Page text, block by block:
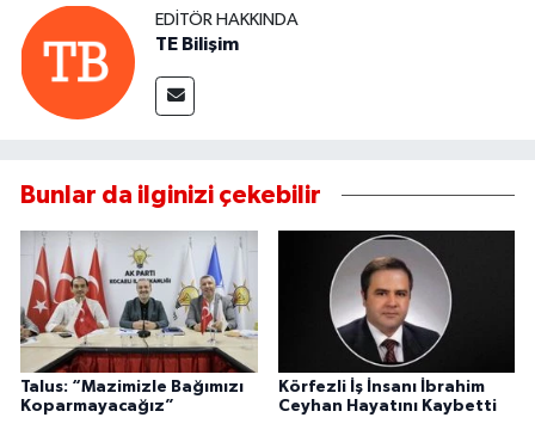
EDITÖR HAKKINDA
TE Bilişim
Bunlar da ilginizi çekebilir
Talus: “Mazimizle Bağımızı
Koparmayacağız”
Körfezli İş İnsanı İbrahim
Ceyhan Hayatını Kaybetti